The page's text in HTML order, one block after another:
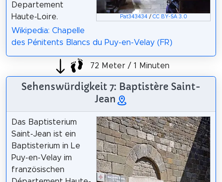
Pat343434 / CC BY-SA 3.0
Departement
Haute-Loire.
Wikipedia: Chapelle
des Pénitents Blancs du Puy-en-Velay (FR)
72 Meter / 1 Minuten
Sehenswürdigkeit 7: Baptistère Saint-
Jean
Das Baptisterium
Saint-Jean ist ein
Baptisterium in Le
Puy-en-Velay im
französischen